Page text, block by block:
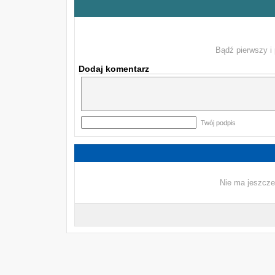
Bądź pierwszy i
Dodaj komentarz
Twój podpis
Nie ma